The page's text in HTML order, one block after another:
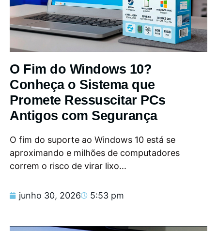
O Fim do Windows 10?
Conheça o Sistema que
Promete Ressuscitar PCs
Antigos com Segurança
O fim do suporte ao Windows 10 está se
aproximando e milhões de computadores
correm o risco de virar lixo...
junho 30, 2026 5:53 pm